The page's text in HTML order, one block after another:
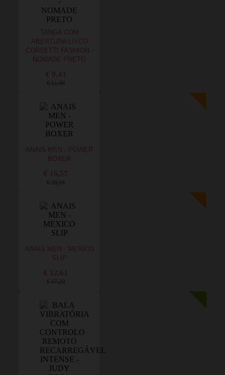
TANGA COM
ABERTURA LIVCO
CORSETTI FASHION -
NOMADE PRETO
€ 9,43
€ 11,00
ANAIS MEN - POWER
BOXER
€ 16,57
€ 20,16
ANAIS MEN - MEXICO
SLIP
€ 12,61
€ 17,20